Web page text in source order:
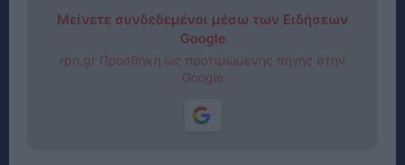
Μείνετε συνδεδεμένοι μέσω των Ειδήσεων
Google
rpn.gr Προσθήκη ως προτιμώμενης πηγής στην
Google